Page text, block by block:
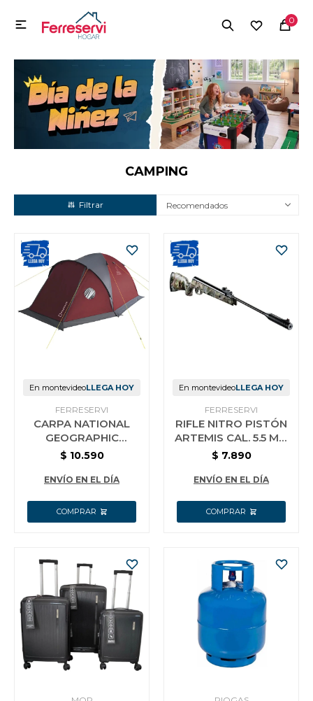
0

CAMPING
Recomendados
En montevideoLLEGA HOY
FERRESERVI
CARPA NATIONAL
GEOGRAPHIC
ROCKPORT 5
$ 10.590
ENVÍO EN EL DÍA
En montevideoLLEGA HOY
FERRESERVI
RIFLE NITRO PISTÓN
ARTEMIS CAL. 5.5 MM
CAMUFLADA
$ 7.890
ENVÍO EN EL DÍA
MI CUENTA
Menú Herramientas y Construcción Electrodomésticos
Herramientas y Construcción
Electrodomésticos
Tecnología
Deportes
Camping
Mascotas
Juguetes y artículos para bebé
Gastronomía
Ferretería
Vestimenta y calzado